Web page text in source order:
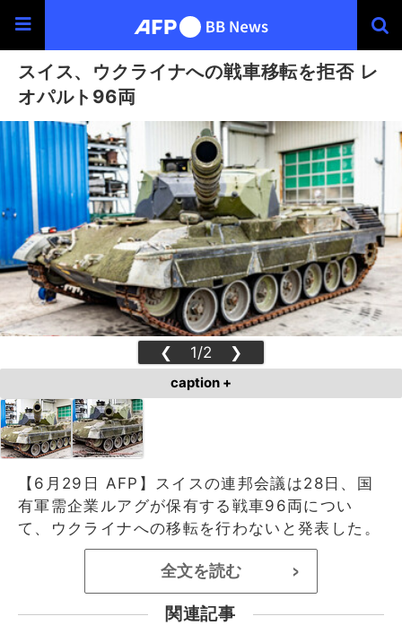
スイス、ウクライナへの戦車移転を拒否 レ
オパルト96両
❮ 1/2 ❯
caption +
【6月29日 AFP】スイスの連邦会議は28日、国
有軍需企業ルアグが保有する戦車96両につい
て、ウクライナへの移転を行わないと発表した。
全文を読む >
関連記事